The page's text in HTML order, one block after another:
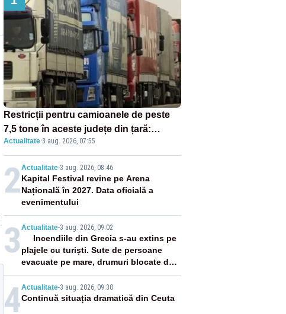
Restricții pentru camioanele de peste
7,5 tone în aceste județe din țară:
circulația este interzisă luni, între orele
12:00 și 20:00
Actualitate·3 aug. 2026, 07:55
2Actualitate-3 aug. 2026, 08:46
Kapital Festival revine pe Arena
Națională în 2027. Data oficială a
evenimentului
3 Actualitate-3 aug. 2026, 09:02
Incendiile din Grecia s-au extins pe
plajele cu turiști. Sute de persoane
evacuate pe mare, drumuri blocate de
flăcări
4Actualitate-3 aug. 2026, 09:30
Continuă situația dramatică din Ceuta